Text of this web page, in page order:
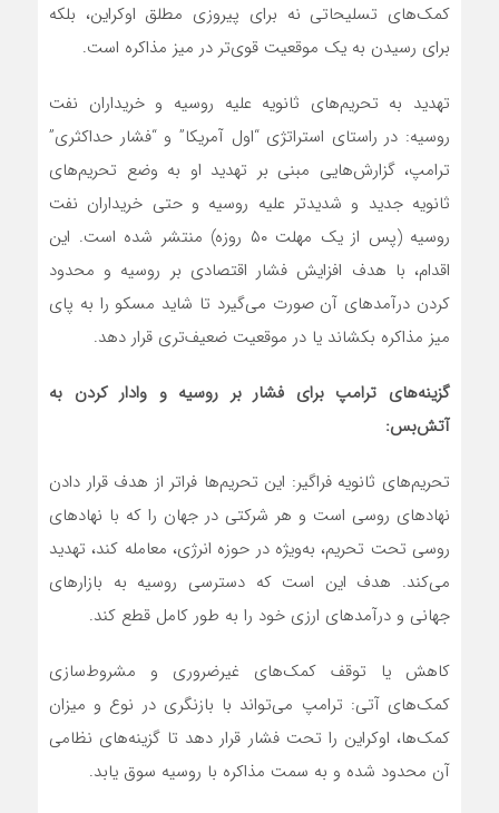
کمک‌های تسلیحاتی نه برای پیروزی مطلق اوکراین، بلکه
برای رسیدن به یک موقعیت قوی‌تر در میز مذاکره است.
تهدید به تحریم‌های ثانویه علیه روسیه و خریداران نفت
روسیه: در راستای استراتژی “اول آمریکا” و “فشار حداکثری”
ترامپ، گزارش‌هایی مبنی بر تهدید او به وضع تحریم‌های
ثانویه جدید و شدیدتر علیه روسیه و حتی خریداران نفت
روسیه (پس از یک مهلت ۵۰ روزه) منتشر شده است. این
اقدام، با هدف افزایش فشار اقتصادی بر روسیه و محدود
کردن درآمدهای آن صورت می‌گیرد تا شاید مسکو را به پای
میز مذاکره بکشاند یا در موقعیت ضعیف‌تری قرار دهد.
گزینه‌های ترامپ برای فشار بر روسیه و وادار کردن به
آتش‌بس:
تحریم‌های ثانویه فراگیر: این تحریم‌ها فراتر از هدف قرار دادن
نهادهای روسی است و هر شرکتی در جهان را که با نهادهای
روسی تحت تحریم، به‌ویژه در حوزه انرژی، معامله کند، تهدید
می‌کند. هدف این است که دسترسی روسیه به بازارهای
جهانی و درآمدهای ارزی خود را به طور کامل قطع کند.
کاهش یا توقف کمک‌های غیرضروری و مشروط‌سازی
کمک‌های آتی: ترامپ می‌تواند با بازنگری در نوع و میزان
کمک‌ها، اوکراین را تحت فشار قرار دهد تا گزینه‌های نظامی
آن محدود شده و به سمت مذاکره با روسیه سوق یابد.